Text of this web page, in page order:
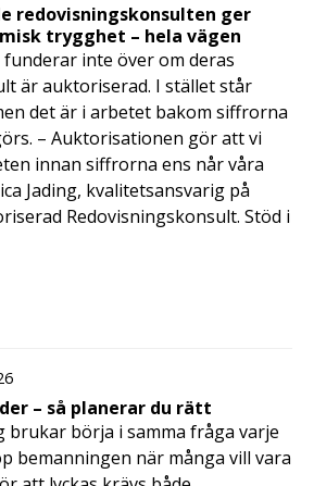
redovisningskonsulten ger
trygghet – hela vägen
inte över om deras
är auktoriserad. I stället står
det är i arbetet bakom siffrorna
– Auktorisationen gör att vi
innan siffrorna ens når våra
Jading, kvalitetsansvarig på
Redovisningskonsult. Stöd i
– så planerar du rätt
brukar börja i samma fråga varje
bemanningen när många vill vara